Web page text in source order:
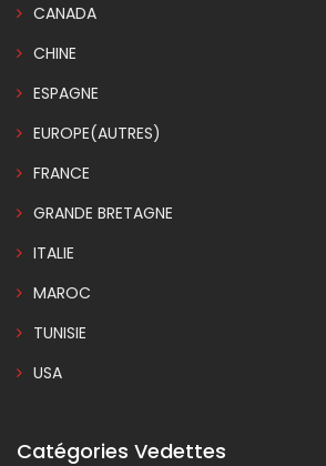
CANADA
CHINE
ESPAGNE
EUROPE(AUTRES)
FRANCE
GRANDE BRETAGNE
ITALIE
MAROC
TUNISIE
USA
Catégories Vedettes